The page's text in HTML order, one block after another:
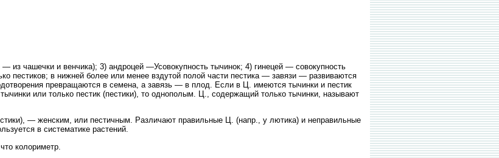
из чашечки и венчика); 3) андроцей —Усовокупность тычинок; 4) гинецей — совокупность
пестиков; в нижней более или менее вздутой полой части пестика — завязи — развиваются
превращаются в семена, а завязь — в плод. Если в Ц. имеются тычинки и пестик
или только пестик (пестики), то однополым. Ц., содержащий только тычинки, называют
— женским, или пестичным. Различают правильные Ц. (напр., у лютика) и неправильные
в систематике растений.
колориметр.